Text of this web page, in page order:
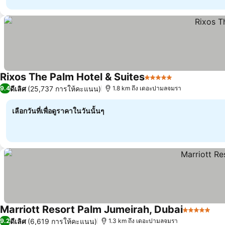
Rixos The Palm Hotel & Suites5 ดาว
9.4ดีเลิศ (25,737 การให้คะแนน) 1.8 km ถึง เดอะปามลจมรา
เลือกวันที่เพื่อดูราคาในวันนั้นๆ
Marriott Resort Palm Jumeirah, Dubai5 ดาว
9.2ดีเลิศ (6,619 การให้คะแนน) 1.3 km ถึง เดอะปามลจมรา